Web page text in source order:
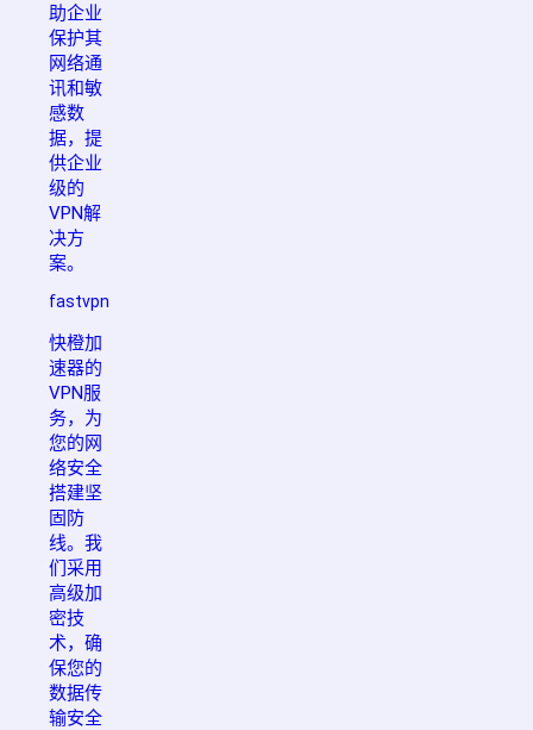
助企业
保护其
网络通
讯和敏
感数
据，提
供企业
级的
VPN解
决方
案。
fastvpn
快橙加
速器的
VPN服
务，为
您的网
络安全
搭建坚
固防
线。我
们采用
高级加
密技
术，确
保您的
数据传
输安全